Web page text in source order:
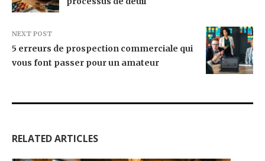
NEXT POST
5 erreurs de prospection commerciale qui
vous font passer pour un amateur
RELATED ARTICLES